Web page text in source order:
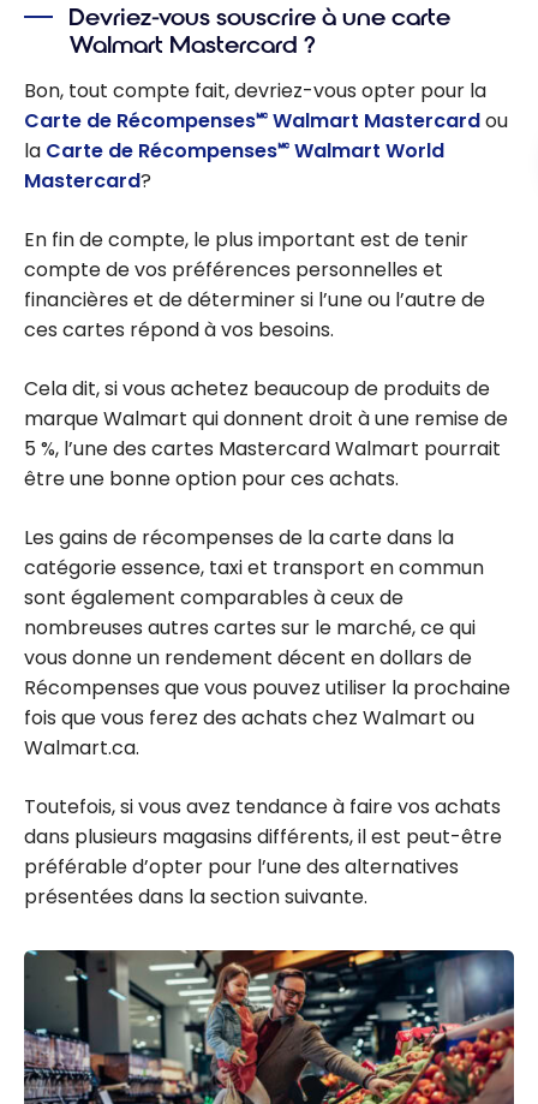
Devriez-vous souscrire à une carte
Walmart Mastercard ?
Bon, tout compte fait, devriez-vous opter pour la
Carte de Récompenses🅪 Walmart Mastercardou
la Carte de Récompenses🅪 Walmart World
Mastercard?
En fin de compte, le plus important est de tenir
compte de vos préférences personnelles et
financières et de déterminer si l’une ou l’autre de
ces cartes répond à vos besoins.
Cela dit, si vous achetez beaucoup de produits de
marque Walmart qui donnent droit à une remise de
5 %, l’une des cartes Mastercard Walmart pourrait
être une bonne option pour ces achats.
Les gains de récompenses de la carte dans la
catégorie essence, taxi et transport en commun
sont également comparables à ceux de
nombreuses autres cartes sur le marché, ce qui
vous donne un rendement décent en dollars de
Récompenses que vous pouvez utiliser la prochaine
fois que vous ferez des achats chez Walmart ou
Walmart.ca.
Toutefois, si vous avez tendance à faire vos achats
dans plusieurs magasins différents, il est peut-être
préférable d’opter pour l’une des alternatives
présentées dans la section suivante.